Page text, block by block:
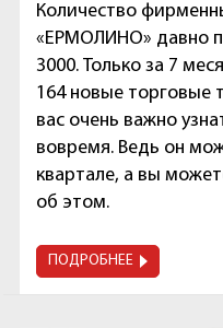
Количество
«ЕРМОЛИНО» давно
3000. Только за 7
164 новые торговые
вас очень важно
вовремя. Ведь он
квартале, а вы
об этом.
ПОДРОБНЕЕ